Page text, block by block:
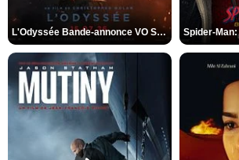
L'Odyssée Bande-annonce VO STFR